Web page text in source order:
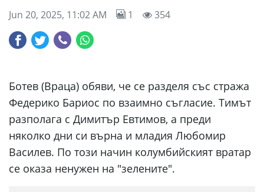
Jun 20, 2025, 11:02 AM 1 354
Ботев (Враца) обяви, че се разделя със стража
Федерико Бариос по взаимно съгласие. Тимът
разполага с Димитър Евтимов, а преди
няколко дни си върна и младия Любомир
Василев. По този начин колумбийският вратар
се оказа ненужен на "зелените".